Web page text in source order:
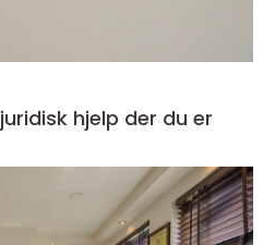
Advokat i finnmark juridisk hjelp der du er